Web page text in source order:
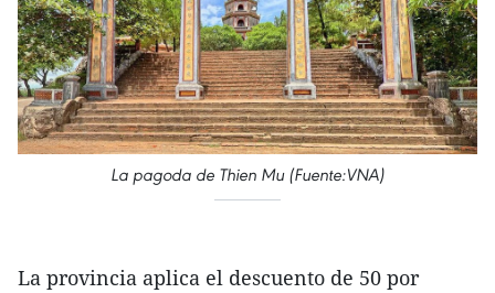
La pagoda de Thien Mu (Fuente:VNA)
La provincia aplica el descuento de 50 por